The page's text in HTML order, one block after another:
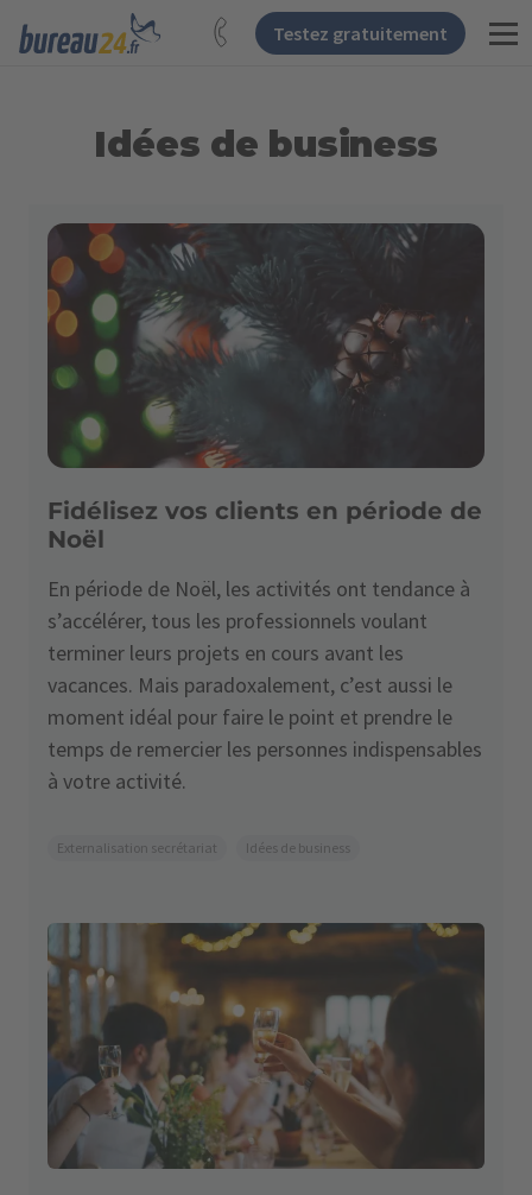
Testez gratuitement
Idées de business
Fidélisez vos clients en période de
Noël
En période de Noël, les activités ont tendance à
s’accélérer, tous les professionnels voulant
terminer leurs projets en cours avant les
vacances. Mais paradoxalement, c’est aussi le
moment idéal pour faire le point et prendre le
temps de remercier les personnes indispensables
à votre activité.
Externalisation secrétariat Idées de business